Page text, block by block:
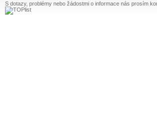
S dotazy, problémy nebo žádostmi o informace nás prosím